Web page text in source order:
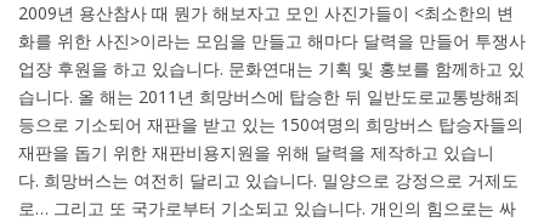
2009년 용산참사 때 뭔가 해보자고 모인 사진가들이 <최소한의 변
화를 위한 사진>이라는 모임을 만들고 해마다 달력을 만들어 투쟁사
업장 후원을 하고 있습니다. 문화연대는 기획 및 홍보를 함께하고 있
습니다. 올 해는 2011 년 희망버스에 탑승한 뒤 일반도로교통방해죄
등으로 기소되어 재판을 받고 있는 150여명의 희망버스 탑승자들의
재판을 돕기 위한 재판비용지원을 위해 달력을 제작하고 있습니
다. 희망버스는 여전히 달리고 있습니다. 밀양으로 강정으로 거제도
로… 그리고 또 국가로부터 기소되고 있습니다. 개인의 힘으로는 싸